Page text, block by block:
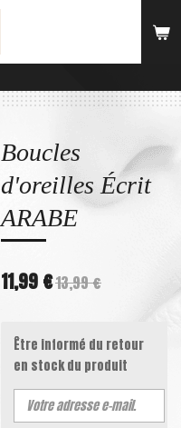
Boucles
d'oreilles Écrit
ARABE
11,99 €13,99 €
Être informé du retour
en stock du produit